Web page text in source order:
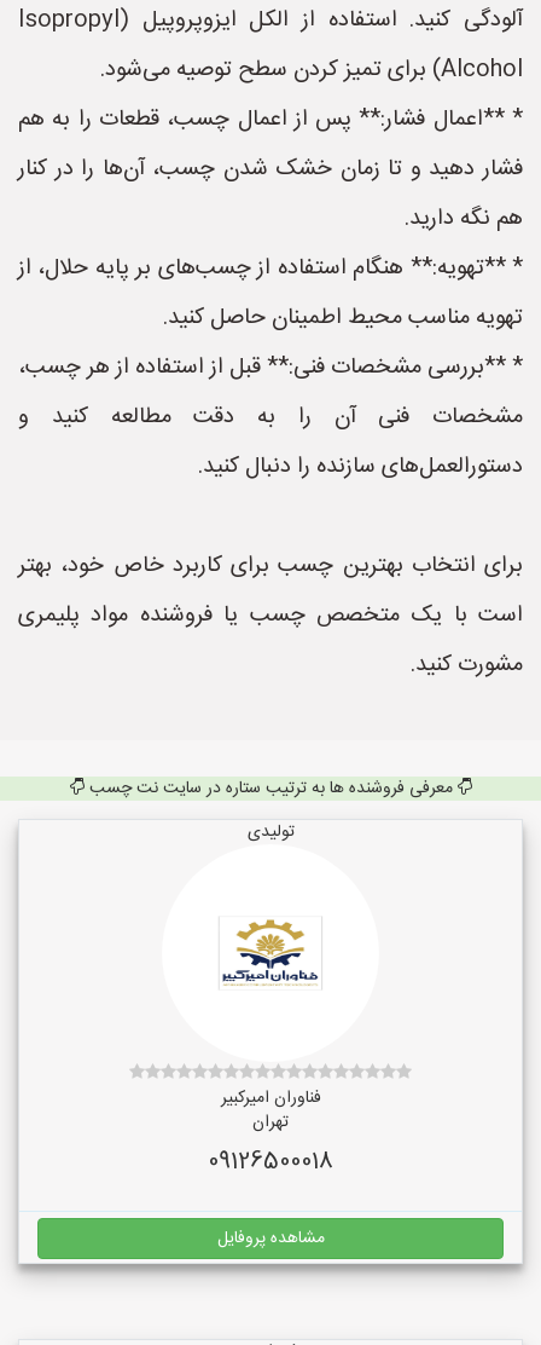
آلودگی کنید. استفاده از الکل ایزوپروپیل (Isopropyl
Alcohol) برای تمیز کردن سطح توصیه می‌شود.
* **اعمال فشار:** پس از اعمال چسب، قطعات را به هم
فشار دهید و تا زمان خشک شدن چسب، آن‌ها را در کنار
هم نگه دارید.
* **تهویه:** هنگام استفاده از چسب‌های بر پایه حلال، از
تهویه مناسب محیط اطمینان حاصل کنید.
* **بررسی مشخصات فنی:** قبل از استفاده از هر چسب،
مشخصات فنی آن را به دقت مطالعه کنید و
دستورالعمل‌های سازنده را دنبال کنید.
برای انتخاب بهترین چسب برای کاربرد خاص خود، بهتر
است با یک متخصص چسب یا فروشنده مواد پلیمری
مشورت کنید.
معرفی فروشنده ها به ترتیب ستاره در سایت نت چسب
تولیدی
فناوران امیرکبیر
تهران
09126500018
مشاهده پروفایل